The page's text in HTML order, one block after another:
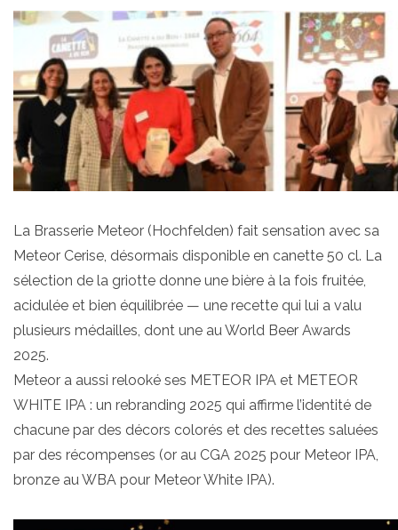
La Brasserie Meteor (Hochfelden) fait sensation avec sa
Meteor Cerise, désormais disponible en canette 50 cl. La
sélection de la griotte donne une bière à la fois fruitée,
acidulée et bien équilibrée — une recette qui lui a valu
plusieurs médailles, dont une au World Beer Awards
2025.
Meteor a aussi relooké ses METEOR IPA et METEOR
WHITE IPA : un rebranding 2025 qui affirme l’identité de
chacune par des décors colorés et des recettes saluées
par des récompenses (or au CGA 2025 pour Meteor IPA,
bronze au WBA pour Meteor White IPA).